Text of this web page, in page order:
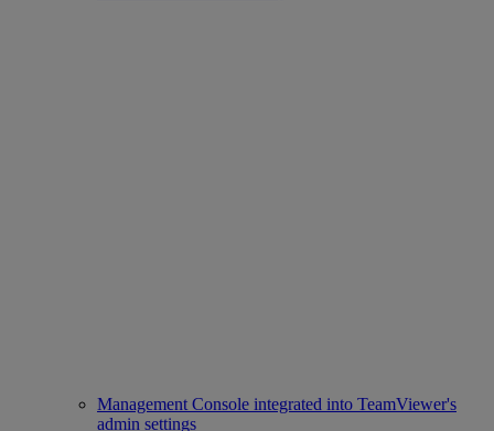
Management Console integrated into TeamViewer's
admin settings